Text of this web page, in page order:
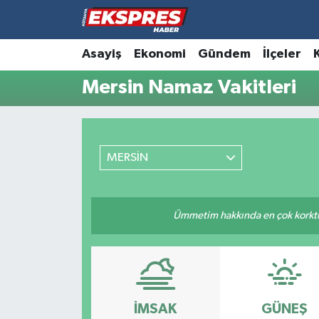
Asayiş Ekonomi Gündem İlçeler
Mersin Namaz Vakitleri
MERSİN
Ümmetim hakkında en çok
İMSAK GÜNEŞ
Altıntaş
Biyografiler
Çavdarhisar
Hava Durumu
Trafik Durumu
Tüm Manşetler
Son Dakika Haberleri
Haber Arşivi